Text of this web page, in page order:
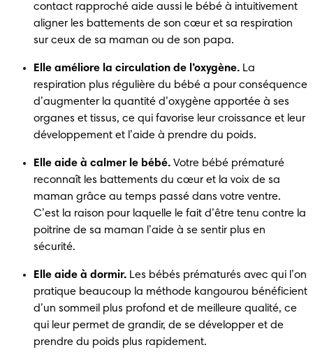
contact rapproché aide aussi le bébé à intuitivement
aligner les battements de son cœur et sa respiration
sur ceux de sa maman ou de son papa.
Elle améliore la circulation de l’oxygène. La
respiration plus régulière du bébé a pour conséquence
d’augmenter la quantité d’oxygène apportée à ses
organes et tissus, ce qui favorise leur croissance et leur
développement et l’aide à prendre du poids.
Elle aide à calmer le bébé. Votre bébé prématuré
reconnaît les battements du cœur et la voix de sa
maman grâce au temps passé dans votre ventre.
C’est la raison pour laquelle le fait d’être tenu contre la
poitrine de sa maman l’aide à se sentir plus en
sécurité.
Elle aide à dormir. Les bébés prématurés avec qui l’on
pratique beaucoup la méthode kangourou bénéficient
d’un sommeil plus profond et de meilleure qualité, ce
qui leur permet de grandir, de se développer et de
prendre du poids plus rapidement.